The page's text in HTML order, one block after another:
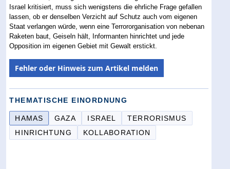
Israel kritisiert, muss sich wenigstens die ehrliche Frage gefallen
lassen, ob er denselben Verzicht auf Schutz auch vom eigenen
Staat verlangen würde, wenn eine Terrororganisation von nebenan
Raketen baut, Geiseln hält, Informanten hinrichtet und jede
Opposition im eigenen Gebiet mit Gewalt erstickt.
Fehler oder Hinweis zum Artikel melden
THEMATISCHE EINORDNUNG
HAMAS GAZA ISRAEL
TERRORISMUS
HINRICHTUNG
KOLLABORATION